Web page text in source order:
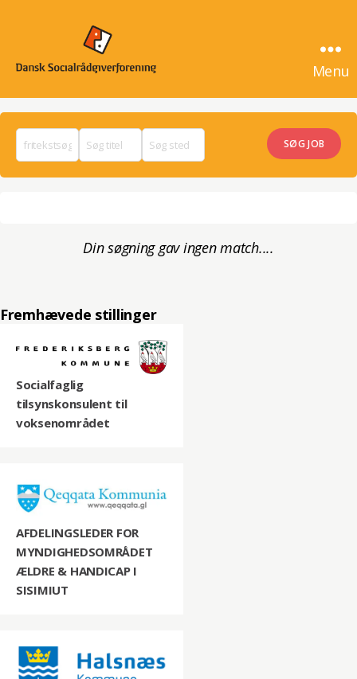
Menu
Din søgning gav ingen match....
Fremhævede stillinger
Socialfaglig
tilsynskonsulent til
voksenområdet
AFDELINGSLEDER FOR
MYNDIGHEDSOMRÅDET
ÆLDRE & HANDICAP I
SISIMIUT